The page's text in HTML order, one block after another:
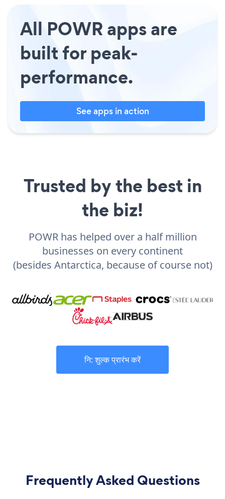
All POWR apps are
built for peak-
performance.
See apps in action
Trusted by the best in
the biz!
POWR has helped over a half million
businesses on every continent
(besides Antarctica, because of course not)
नि: शुल्क प्रारंभ करें
Frequently Asked Questions